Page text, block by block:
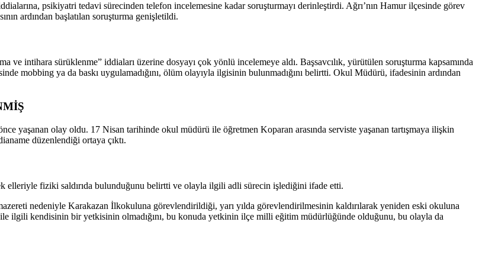
psikiyatri tedavi sürecinden telefon incelemesine kadar soruşturmayı derinleştirdi. Ağrı’nın Hamur ilçesinde görev
ardından başlatılan soruşturma genişletildi.
ve intihara sürüklenme” iddiaları üzerine dosyayı çok yönlü incelemeye aldı. Başsavcılık, yürütülen soruşturma kapsamında
mobbing ya da baskı uygulamadığını, ölüm olayıyla ilgisinin bulunmadığını belirtti. Okul Müdürü, ifadesinin ardından
yaşanan olay oldu. 17 Nisan tarihinde okul müdürü ile öğretmen Koparan arasında serviste yaşanan tartışmaya ilişkin
düzenlendiği ortaya çıktı.
fiziki saldırıda bulunduğunu belirtti ve olayla ilgili adli sürecin işlediğini ifade etti.
nedeniyle Karakazan İlkokuluna görevlendirildiği, yarı yılda görevlendirilmesinin kaldırılarak yeniden eski okuluna
kendisinin bir yetkisinin olmadığını, bu konuda yetkinin ilçe milli eğitim müdürlüğünde olduğunu, bu olayla da